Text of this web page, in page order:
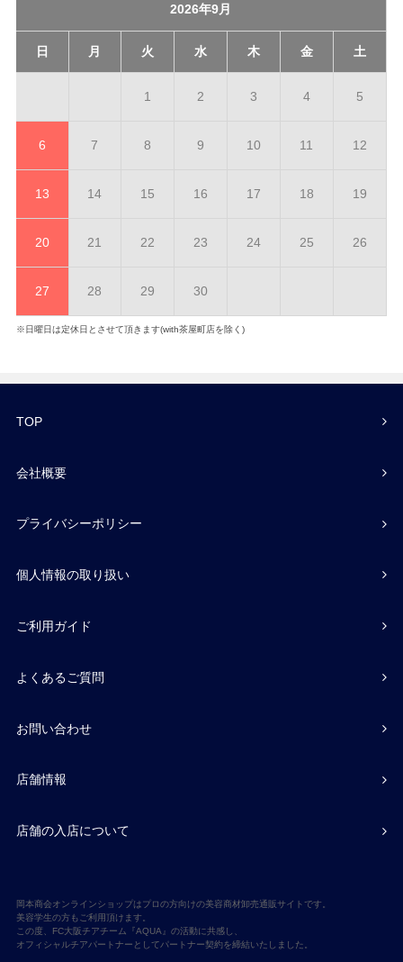
2026年9月
日 月 火 水 木 金 土
1 2 3 4 5
6 7 8 9 10 11 12
13 14 15 16 17 18 19
20 21 22 23 24 25 26
27 28 29 30
※日曜日は定休日とさせて頂きます(with茶屋町店を除く)
TOP
会社概要
プライバシーポリシー
個人情報の取り扱い
ご利用ガイド
よくあるご質問
お問い合わせ
店舗情報
店舗の入店について
岡本商会オンラインショップはプロの方向けの美容商材卸売通販サイトです。
美容学生の方もご利用頂けます。
この度、FC大阪チアチーム『AQUA』の活動に共感し、
オフィシャルチアパートナーとしてパートナー契約を締結いたしました。